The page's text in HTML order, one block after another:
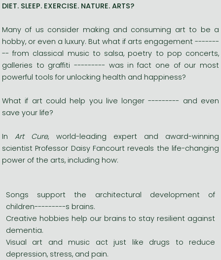
DIET. SLEEP. EXERCISE. NATURE. ARTS?
Many of us consider making and consuming art to be a
hobby, or even a luxury. But what if arts engagement -------
-- from classical music to salsa, poetry to pop concerts,
galleries to graffiti --------- was in fact one of our most
powerful tools for unlocking health and happiness?
What if art could help you live longer --------- and even
save your life?
InArt Cure, world-leading expert and award-winning
scientist Professor Daisy Fancourt reveals the life-changing
power of the arts, including how:
Songs support the architectural development of
children---------s brains.
Creative hobbies help our brains to stay resilient against
dementia.
Visual art and music act just like drugs to reduce
depression, stress, and pain.